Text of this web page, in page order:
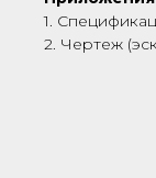
1.
2. Чертеж